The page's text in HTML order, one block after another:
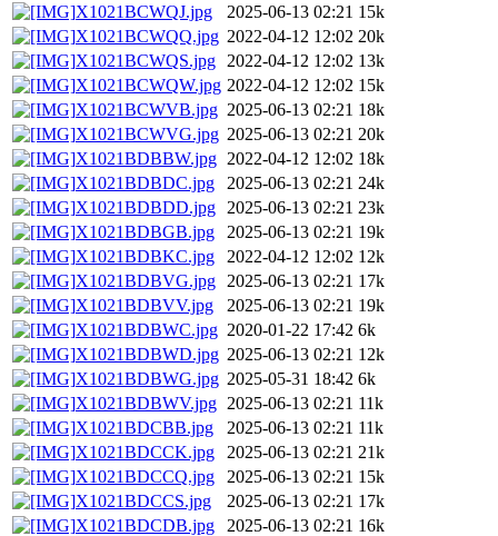
X1021BCWQJ.jpg
2025-06-13 02:21 15k
X1021BCWQQ.jpg 2022-04-12 12:02 20k
X1021BCWQS.jpg
2022-04-12 12:02 13k
X1021BCWQW.jpg 2022-04-12 12:02 15k
X1021BCWVB.jpg 2025-06-13 02:21 18k
X1021BCWVG.jpg 2025-06-13 02:21 20k
X1021BDBBW.jpg 2022-04-12 12:02 18k
X1021BDBDC.jpg
2025-06-13 02:21 24k
X1021BDBDD.jpg
2025-06-13 02:21 23k
X1021BDBGB.jpg
2025-06-13 02:21 19k
X1021BDBKC.jpg
2022-04-12 12:02 12k
X1021BDBVG.jpg
2025-06-13 02:21 17k
X1021BDBVV.jpg
2025-06-13 02:21 19k
X1021BDBWC.jpg 2020-01-22 17:42 6k
X1021BDBWD.jpg 2025-06-13 02:21 12k
X1021BDBWG.jpg 2025-05-31 18:42 6k
X1021BDBWV.jpg 2025-06-13 02:21 11k
X1021BDCBB.jpg
2025-06-13 02:21 11k
X1021BDCCK.jpg
2025-06-13 02:21 21k
X1021BDCCQ.jpg
2025-06-13 02:21 15k
X1021BDCCS.jpg
2025-06-13 02:21 17k
X1021BDCDB.jpg
2025-06-13 02:21 16k